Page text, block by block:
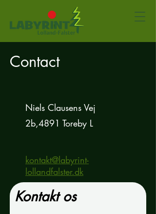
Contact
Niels Clausens Vej
2b,4891 Toreby L
kontakt@labyrint-
lollandfalster.dk
Kontakt os